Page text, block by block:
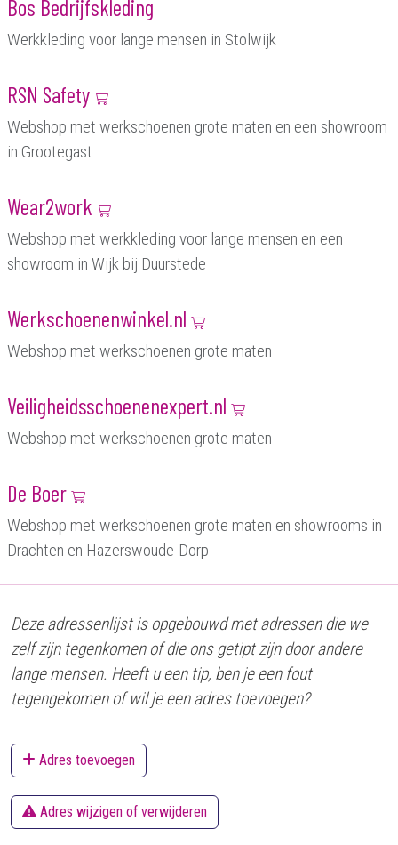
Bos Bedrijfskleding
Werkkleding voor lange mensen in Stolwijk
RSN Safety
Webshop met werkschoenen grote maten en een showroom
in Grootegast
Wear2work
Webshop met werkkleding voor lange mensen en een
showroom in Wijk bij Duurstede
Werkschoenenwinkel.nl
Webshop met werkschoenen grote maten
Veiligheidsschoenenexpert.nl
Webshop met werkschoenen grote maten
De Boer
Webshop met werkschoenen grote maten en showrooms in
Drachten en Hazerswoude-Dorp
Deze adressenlijst is opgebouwd met adressen die we
zelf zijn tegenkomen of die ons getipt zijn door andere
lange mensen. Heeft u een tip, ben je een fout
tegengekomen of wil je een adres toevoegen?
Adres toevoegen
Adres wijzigen of verwijderen